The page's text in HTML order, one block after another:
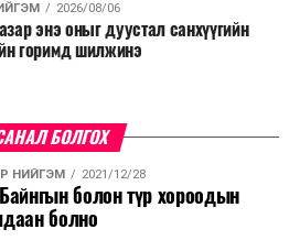
2026/08/06
энэ оныг дуустал санхүүгийн
горимд шилжинэ
БОЛГОХ
НИЙГЭМ 2021/12/28
болон түр хороодын
болно